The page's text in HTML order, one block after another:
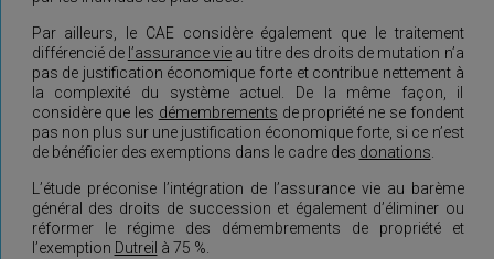
Par ailleurs, le CAE considère également que le traitement
différencié de l’assurance vieau titre des droits de mutation n’a
pas de justification économique forte et contribue nettement à
la complexité du système actuel. De la même façon, il
considère que les démembrements de propriété ne se fondent
pas non plus sur une justification économique forte, si ce n’est
de bénéficier des exemptions dans le cadre des donations.
L’étude préconise l’intégration de l’assurance vie au barème
général des droits de succession et également d’éliminer ou
réformer le régime des démembrements de propriété et
l’exemption Dutreil à 75 %.